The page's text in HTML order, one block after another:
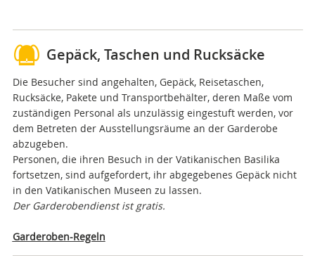
Gepäck, Taschen und Rucksäcke
Die Besucher sind angehalten, Gepäck, Reisetaschen,
Rucksäcke, Pakete und Transportbehälter, deren Maße vom
zuständigen Personal als unzulässig eingestuft werden, vor
dem Betreten der Ausstellungsräume an der Garderobe
abzugeben.
Personen, die ihren Besuch in der Vatikanischen Basilika
fortsetzen, sind aufgefordert, ihr abgegebenes Gepäck nicht
in den Vatikanischen Museen zu lassen.
Der Garderobendienst ist gratis.
Garderoben-Regeln